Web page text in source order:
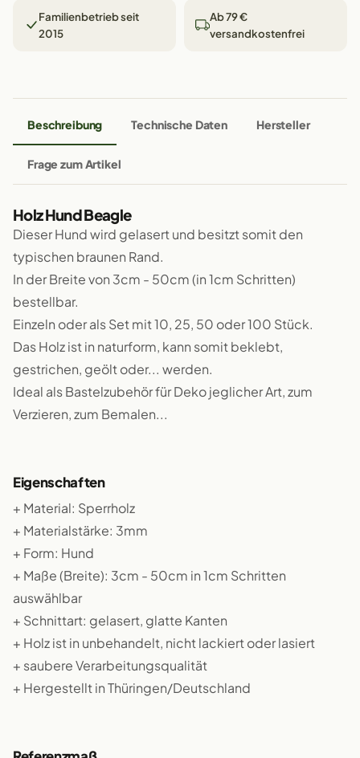
Familienbetrieb seit
2015
Ab 79 €
versandkostenfrei
Beschreibung Technische Daten Hersteller
Frage zum Artikel
Holz Hund Beagle
Dieser Hund wird gelasert und besitzt somit den
typischen braunen Rand.
In der Breite von 3cm - 50cm (in 1cm Schritten)
bestellbar.
Einzeln oder als Set mit 10, 25, 50 oder 100 Stück.
Das Holz ist in naturform, kann somit beklebt,
gestrichen, geölt oder... werden.
Ideal als Bastelzubehör für Deko jeglicher Art, zum
Verzieren, zum Bemalen...
Eigenschaften
+ Material: Sperrholz
+ Materialstärke: 3mm
+ Form: Hund
+ Maße (Breite): 3cm - 50cm in 1cm Schritten
auswählbar
+ Schnittart: gelasert, glatte Kanten
+ Holz ist in unbehandelt, nicht lackiert oder lasiert
+ saubere Verarbeitungsqualität
+ Hergestellt in Thüringen/Deutschland